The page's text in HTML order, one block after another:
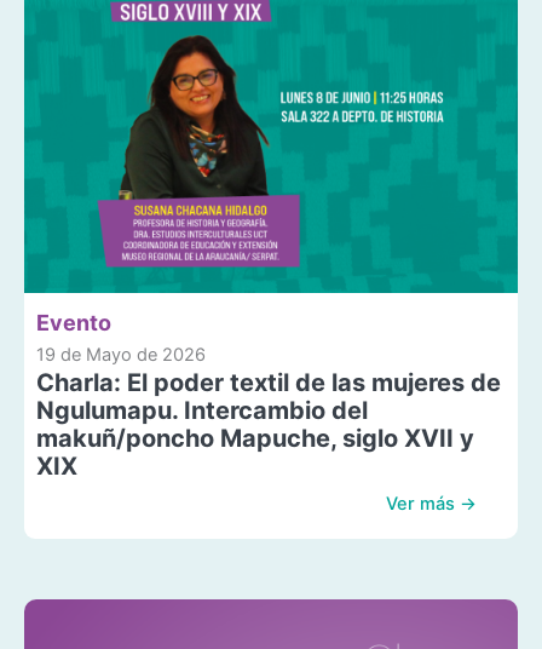
Evento
19 de Mayo de 2026
Charla: El poder textil de las mujeres de
Ngulumapu. Intercambio del
makuñ/poncho Mapuche, siglo XVII y
XIX
Ver más →